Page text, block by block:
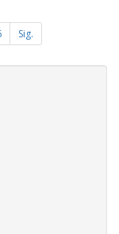
Sig.